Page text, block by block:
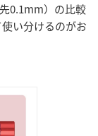
0.1mm）の比較
い分けるのがお